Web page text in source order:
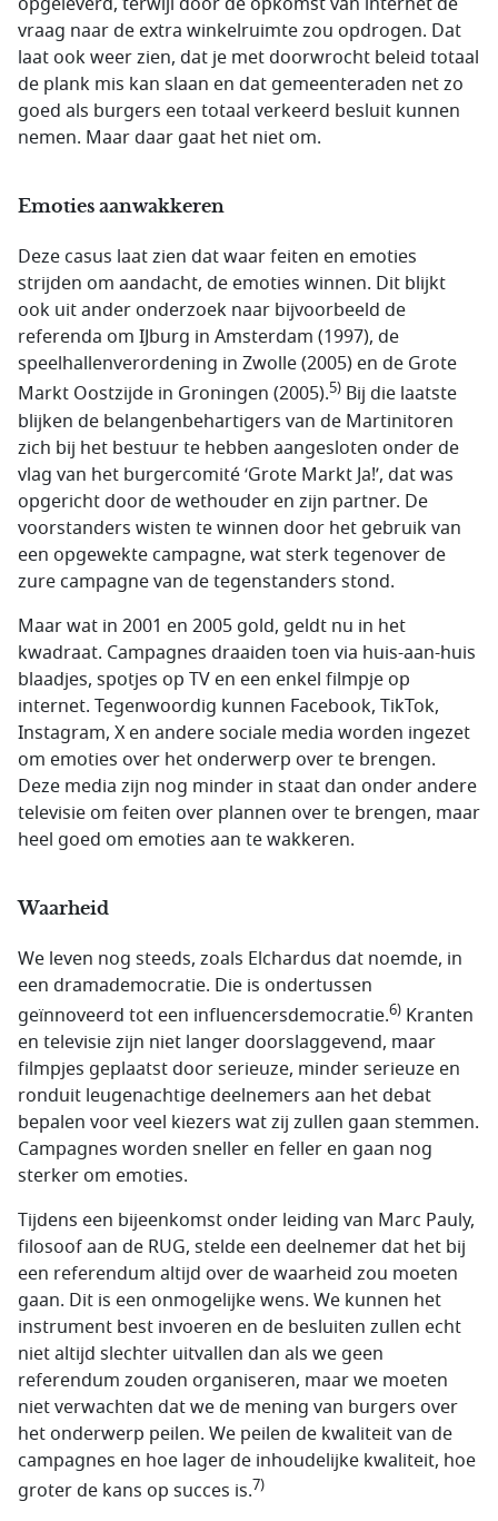
vraag naar de extra winkelruimte zou opdrogen. Dat
laat ook weer zien, dat je met doorwrocht beleid totaal
de plank mis kan slaan en dat gemeenteraden net zo
goed als burgers een totaal verkeerd besluit kunnen
nemen. Maar daar gaat het niet om.
Emoties aanwakkeren
Deze casus laat zien dat waar feiten en emoties
strijden om aandacht, de emoties winnen. Dit blijkt
ook uit ander onderzoek naar bijvoorbeeld de
referenda om IJburg in Amsterdam (1997), de
speelhallenverordening in Zwolle (2005) en de Grote
Markt Oostzijde in Groningen (2005).5) Bij die laatste
blijken de belangenbehartigers van de Martinitoren
zich bij het bestuur te hebben aangesloten onder de
vlag van het burgercomité ‘Grote Markt Ja!’, dat was
opgericht door de wethouder en zijn partner. De
voorstanders wisten te winnen door het gebruik van
een opgewekte campagne, wat sterk tegenover de
zure campagne van de tegenstanders stond.
Maar wat in 2001 en 2005 gold, geldt nu in het
kwadraat. Campagnes draaiden toen via huis-aan-huis
blaadjes, spotjes op TV en een enkel filmpje op
internet. Tegenwoordig kunnen Facebook, TikTok,
Instagram, X en andere sociale media worden ingezet
om emoties over het onderwerp over te brengen.
Deze media zijn nog minder in staat dan onder andere
televisie om feiten over plannen over te brengen, maar
heel goed om emoties aan te wakkeren.
Waarheid
We leven nog steeds, zoals Elchardus dat noemde, in
een dramademocratie. Die is ondertussen
geïnnoveerd tot een influencersdemocratie.6) Kranten
en televisie zijn niet langer doorslaggevend, maar
filmpjes geplaatst door serieuze, minder serieuze en
ronduit leugenachtige deelnemers aan het debat
bepalen voor veel kiezers wat zij zullen gaan stemmen.
Campagnes worden sneller en feller en gaan nog
sterker om emoties.
Tijdens een bijeenkomst onder leiding van Marc Pauly,
filosoof aan de RUG, stelde een deelnemer dat het bij
een referendum altijd over de waarheid zou moeten
gaan. Dit is een onmogelijke wens. We kunnen het
instrument best invoeren en de besluiten zullen echt
niet altijd slechter uitvallen dan als we geen
referendum zouden organiseren, maar we moeten
niet verwachten dat we de mening van burgers over
het onderwerp peilen. We peilen de kwaliteit van de
campagnes en hoe lager de inhoudelijke kwaliteit, hoe
groter de kans op succes is.7)